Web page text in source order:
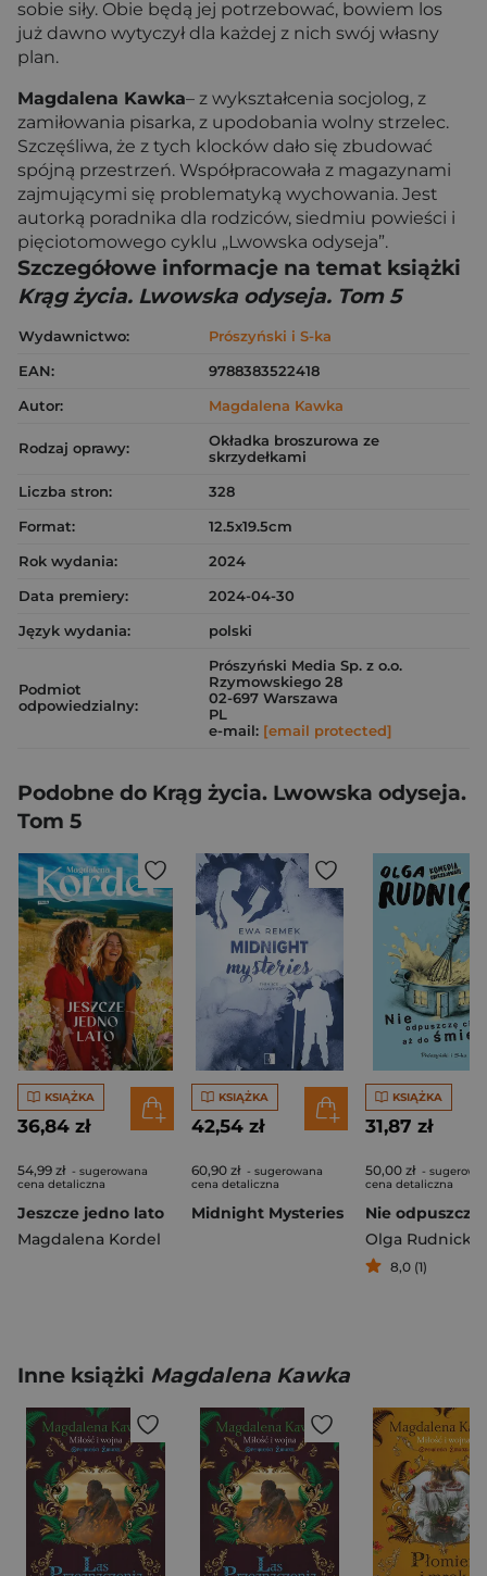
sobie siły. Obie będą jej potrzebować, bowiem los
już dawno wytyczył dla każdej z nich swój własny
plan.
Magdalena Kawka– z wykształcenia socjolog, z
zamiłowania pisarka, z upodobania wolny strzelec.
Szczęśliwa, że z tych klocków dało się zbudować
spójną przestrzeń. Współpracowała z magazynami
zajmującymi się problematyką wychowania. Jest
autorką poradnika dla rodziców, siedmiu powieści i
pięciotomowego cyklu „Lwowska odyseja”.
Szczegółowe informacje na temat książki
Krąg życia. Lwowska odyseja. Tom 5
Wydawnictwo:
Prószyński i S-ka
EAN:
9788383522418
Autor:
Magdalena Kawka
Rodzaj oprawy:
Okładka broszurowa ze
skrzydełkami
Liczba stron:
328
Format:
12.5x19.5cm
Rok wydania:
2024
Data premiery:
2024-04-30
Język wydania:
polski
Podmiot
odpowiedzialny:
Prószyński Media Sp. z o.o.
Rzymowskiego 28
02-697 Warszawa
PL
e-mail: [email protected]
Podobne do Krąg życia. Lwowska odyseja.
Tom 5
KSIĄŻKA
36,84 zł
54,99 zł - sugerowana
cena detaliczna
Jeszcze jedno lato
Magdalena Kordel
KSIĄŻKA
42,54 zł
60,90 zł - sugerowana
cena detaliczna
Midnight Mysteries
KSIĄŻKA
31,87 zł
50,00 zł -
cena detaliczna
Olga Rudnicka
8,0 (1)
Inne książki Magdalena Kawka